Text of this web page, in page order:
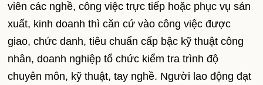
viên các nghề, công việc trực tiếp hoặc phục vụ sản
xuất, kinh doanh thì căn cứ vào công việc được
giao, chức danh, tiêu chuẩn cấp bậc kỹ thuật công
nhân, doanh nghiệp tổ chức kiểm tra trình độ
chuyên môn, kỹ thuật, tay nghề. Người lao động đạt